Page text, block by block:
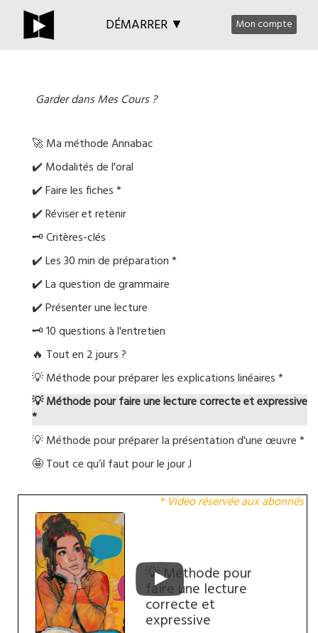
DÉMARRER ▼ Mon compte
Garder dans Mes Cours ?
🚀 Ma méthode Annabac
✔️ Modalités de l'oral
✔️ Faire les fiches *
✔️ Réviser et retenir
🗝️ Critères-clés
✔️ Les 30 min de préparation *
✔️ La question de grammaire
✔️ Présenter une lecture
🗝️ 10 questions à l'entretien
🔥 Tout en 2 jours ?
💡 Méthode pour préparer les explications linéaires *
💡 Méthode pour faire une lecture correcte et expressive
*
💡 Méthode pour préparer la présentation d'une œuvre *
🤩 Tout ce qu’il faut pour le jour J
💡 Méthode pour
faire une lecture
correcte et
expressive
* Video réservée aux abonnés